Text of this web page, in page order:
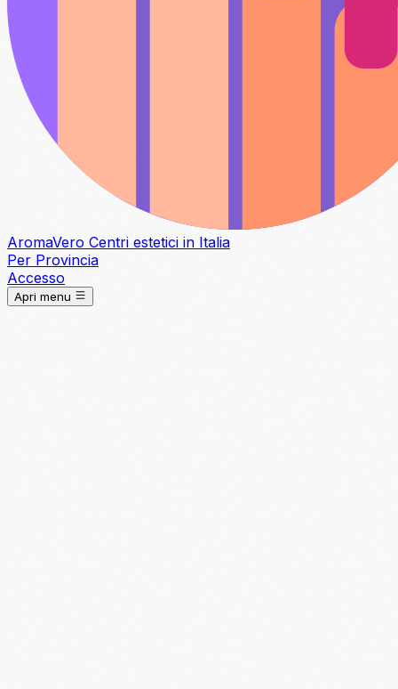
AromaVero Centri estetici in Italia
Per Provincia
Accesso
Apri menu